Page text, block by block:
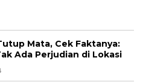
Mata, Cek Faktanya:
Ada Perjudian di Lokasi